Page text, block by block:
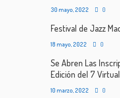
30 mayo, 2022 0
Festival de Jazz
18 mayo, 2022 0
Se Abren Las
Edición del 7
10 marzo, 2022 0